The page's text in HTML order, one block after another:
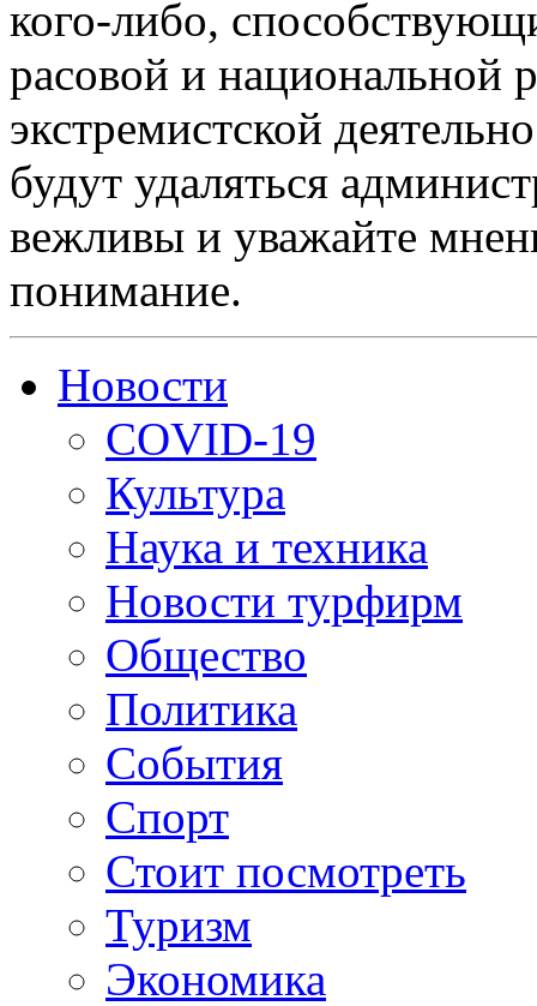
кого-либо,
расовой и национальной
экстремистской
будут удаляться
вежливы и уважайте
понимание.
Новости
COVID-19
Культура
Наука и техника
Новости турфирм
Общество
Политика
События
Спорт
Стоит посмотреть
Туризм
Экономика